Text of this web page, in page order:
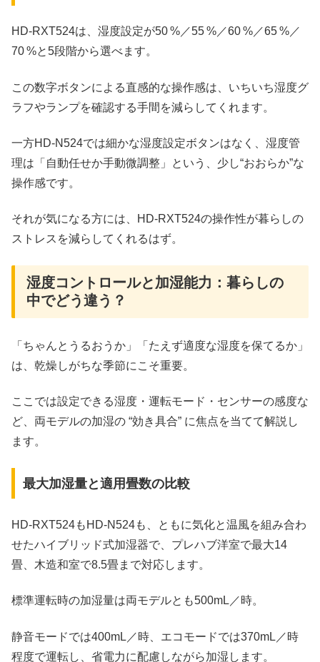
HD‑RXT524は、湿度設定が50 %／55 %／60 %／65 %／
70 %と5段階から選べます。
この数字ボタンによる直感的な操作感は、いちいち湿度グ
ラフやランプを確認する手間を減らしてくれます。
一方HD‑N524では細かな湿度設定ボタンはなく、湿度管
理は「自動任せか手動微調整」という、少し“おおらか”な
操作感です。
それが気になる方には、HD‑RXT524の操作性が暮らしの
ストレスを減らしてくれるはず。
湿度コントロールと加湿能力：暮らしの
中でどう違う？
「ちゃんとうるおうか」「たえず適度な湿度を保てるか」
は、乾燥しがちな季節にこそ重要。
ここでは設定できる湿度・運転モード・センサーの感度な
ど、両モデルの加湿の “効き具合” に焦点を当てて解説し
ます。
最大加湿量と適用畳数の比較
HD‑RXT524もHD‑N524も、ともに気化と温風を組み合わ
せたハイブリッド式加湿器で、プレハブ洋室で最大14
畳、木造和室で8.5畳まで対応します。
標準運転時の加湿量は両モデルとも500mL／時。
静音モードでは400mL／時、エコモードでは370mL／時
程度で運転し、省電力に配慮しながら加湿します。